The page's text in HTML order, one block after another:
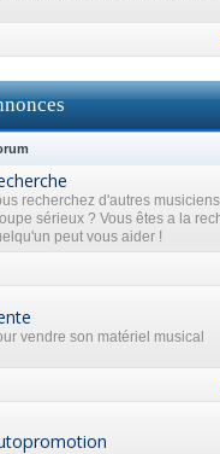
recherchez d'autres
sérieux ? Vous êtes a la
peut vous aider !
vendre son matériel musical